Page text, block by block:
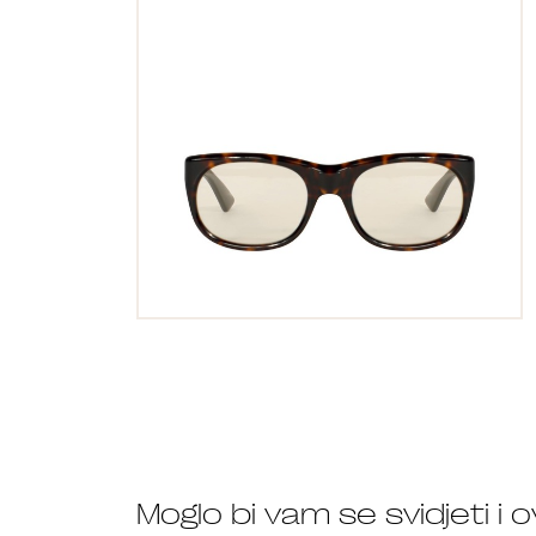
Moglo bi vam se svidjeti i